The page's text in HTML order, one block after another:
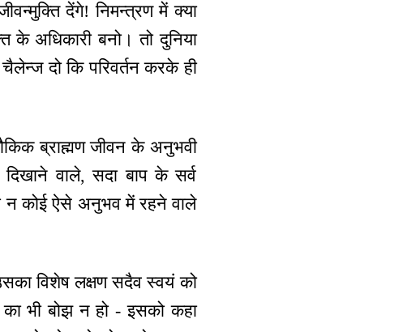
देंगे! निमन्‍त्रण में क्या
के अधिकारी बनो। तो दुनिया
दो कि परिवर्तन करके ही
ब्राह्मण जीवन के अनुभवी
दिखाने वाले, सदा बाप के सर्व
न कोई ऐसे अनुभव में रहने वाले
विशेष लक्षण सदैव स्वयं को
भी बोझ न हो - इसको कहा